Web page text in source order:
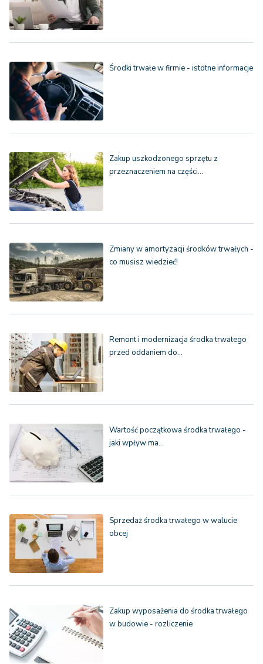
Środki trwałe w firmie - istotne informacje
Zakup uszkodzonego sprzętu z
przeznaczeniem na części…
Zmiany w amortyzacji środków trwałych -
co musisz wiedzieć!
Remont i modernizacja środka trwałego
przed oddaniem do…
Wartość początkowa środka trwałego -
jaki wpływ ma…
Sprzedaż środka trwałego w walucie
obcej
Zakup wyposażenia do środka trwałego
w budowie - rozliczenie